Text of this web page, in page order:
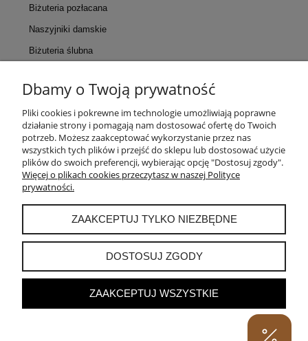
Biżuteria pozłacana
Naszyjniki damskie
Biżuteria ślubna
KONTAKT
POMOC
MOJE KONTO
PŁATNOŚCI I DOSTAWA
INFORMACJE
Dbamy o Twoją prywatność
Pliki cookies i pokrewne im technologie umożliwiają poprawne
działanie strony i pomagają nam dostosować ofertę do Twoich
potrzeb. Możesz zaakceptować wykorzystanie przez nas
wszystkich tych plików i przejść do sklepu lub dostosować użycie
plików do swoich preferencji, wybierając opcję "Dostosuj zgody".
Więcej o plikach cookies przeczytasz w naszej Polityce
prywatności.
ZAAKCEPTUJ TYLKO NIEZBĘDNE
DOSTOSUJ ZGODY
ZAAKCEPTUJ WSZYSTKIE